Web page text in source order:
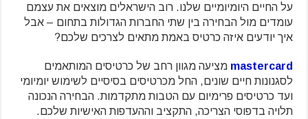
על החיים היומיומיים שלנו. רוב הישראלים מוצאים את עצמם
עומדים מול הבחירה בין שתי החברות הגדולות בתחום – אבל
איך יודעים איזה כרטיס באמת מתאים לצרכים שלכם?
mastercard מציעה מגוון רחב של כרטיסים המותאמים
לסגנונות חיים שונים, החל מכרטיסים בסיסיים לשימוש יומיומי
ועד כרטיסים פרימיום עם הטבות מתקדמות. הבחירה הנכונה
תלויה בדפוסי הצריכה, התקציב וההעדפות האישיות שלכם.